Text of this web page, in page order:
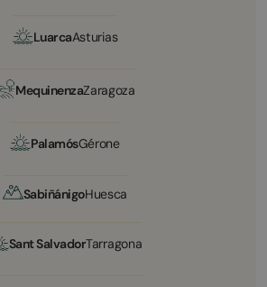
LuarcaAsturias
MequinenzaZaragoza
PalamósGérone
SabiñánigoHuesca
Sant SalvadorTarragona